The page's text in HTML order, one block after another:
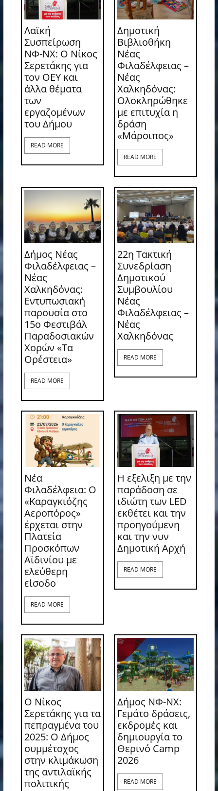
Λαϊκή
Συσπείρωση
ΝΦ-ΝΧ: O Νίκος
Σερετάκης για
τον ΟΕΥ και
άλλα θέματα
των
εργαζομένων
του Δήμου
READ MORE
Δημοτική
Βιβλιοθήκη
Νέας
Φιλαδέλφειας –
Νέας
Χαλκηδόνας:
Ολοκληρώθηκε
με επιτυχία η
δράση
«Μάρσιπος»
READ MORE
Δήμος Νέας
Φιλαδέλφειας –
Νέας
Χαλκηδόνας:
Εντυπωσιακή
παρουσία στο
15ο Φεστιβάλ
Παραδοσιακών
Χορών «Τα
Ορέστεια»
READ MORE
22η Τακτική
Συνεδρίαση
Δημοτικού
Συμβουλίου
Νέας
Φιλαδέλφειας –
Νέας
Χαλκηδόνας
READ MORE
Νέα
Φιλαδέλφεια: Ο
«Καραγκιόζης
Αεροπόρος»
έρχεται στην
Πλατεία
Προσκόπων
Αϊδινίου με
ελεύθερη
είσοδο
READ MORE
Η εξελιξη με την
παράδοση σε
ιδιώτη των LED
εκθέτει και την
προηγούμενη
και την νυν
Δημοτική Αρχή
READ MORE
Ο Νίκος
Σερετάκης για τα
πεπραγμένα του
2025: Ο Δήμος
συμμέτοχος
στην κλιμάκωση
της αντιλαϊκής
πολιτικής
Δήμος ΝΦ-ΝΧ:
Γεμάτο δράσεις,
εκδρομές και
δημιουργία το
Θερινό Camp
2026
READ MORE